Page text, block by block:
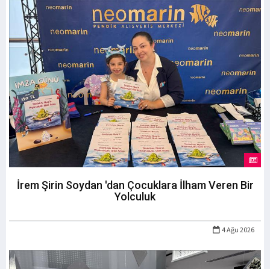
İrem Şirin Soydan 'dan Çocuklara İlham Veren Bir
Yolculuk
4 Ağu 2026